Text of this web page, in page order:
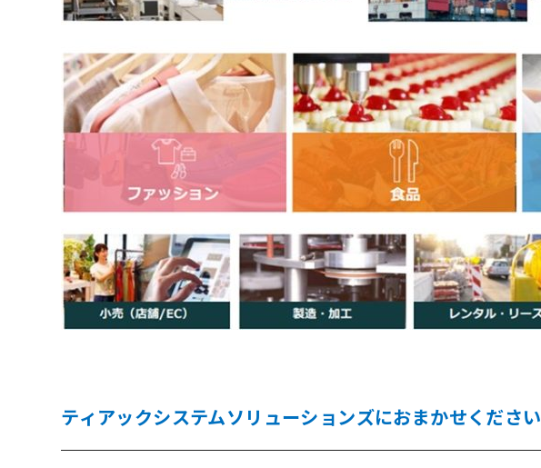
ティアックシステムソリューションズにおまかせください